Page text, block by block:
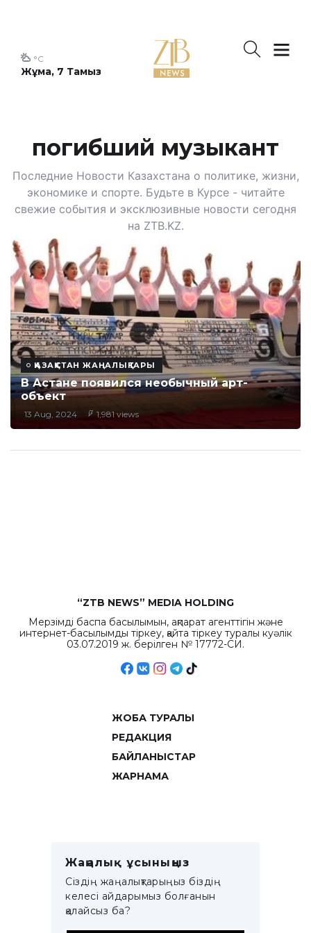
Жұма, 7 Тамыз
°C
погибший музыкант
Последние Новости Казахстана о политике, жизни,
экономике и спорте. Будьте в Курсе - читайте
свежие события и эксклюзивные новости сегодня
на ZTB.KZ.
ҚАЗАҚСТАН ЖАҢАЛЫҚТАРЫ
В Астане появился необычный арт-
объект
13 Aug, 2024 1,981 views
“ZTB NEWS” MEDIA HOLDING
Мерзімді баспа басылымын, ақпарат агенттігін және
интернет-басылымды тіркеу, қайта тіркеу туралы куәлік
03.07.2019 ж. берілген № 17772-СИ.
ЖОБА ТУРАЛЫ
РЕДАКЦИЯ
БАЙЛАНЫСТАР
ЖАРНАМА
Жаңалық ұсыныңыз
Сіздің жаңалықтарыңыз біздің
келесі айдарымыз болғанын
қалайсыз ба?